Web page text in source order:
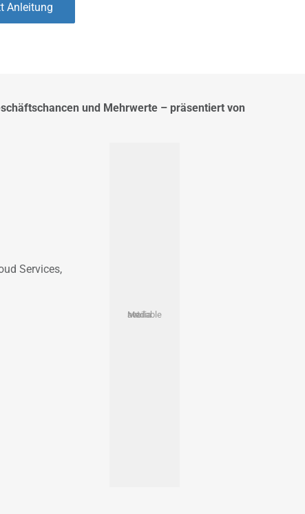
Anleitung
und Mehrwerte – präsentiert von
Services,
Media not available